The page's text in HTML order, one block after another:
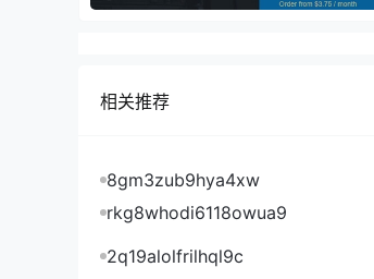
相关推荐
8gm3zub9hya4xw
rkg8whodi6118owua9
2q19alolfrilhql9c